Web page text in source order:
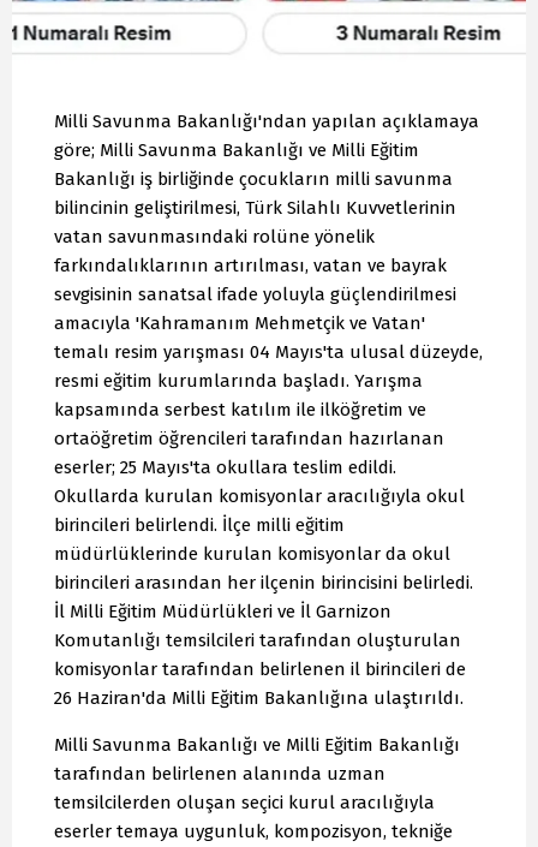
Milli Savunma Bakanlığı'ndan yapılan açıklamaya
göre; Milli Savunma Bakanlığı ve Milli Eğitim
Bakanlığı iş birliğinde çocukların milli savunma
bilincinin geliştirilmesi, Türk Silahlı Kuvvetlerinin
vatan savunmasındaki rolüne yönelik
farkındalıklarının artırılması, vatan ve bayrak
sevgisinin sanatsal ifade yoluyla güçlendirilmesi
amacıyla 'Kahramanım Mehmetçik ve Vatan'
temalı resim yarışması 04 Mayıs'ta ulusal düzeyde,
resmi eğitim kurumlarında başladı. Yarışma
kapsamında serbest katılım ile ilköğretim ve
ortaöğretim öğrencileri tarafından hazırlanan
eserler; 25 Mayıs'ta okullara teslim edildi.
Okullarda kurulan komisyonlar aracılığıyla okul
birincileri belirlendi. İlçe milli eğitim
müdürlüklerinde kurulan komisyonlar da okul
birincileri arasından her ilçenin birincisini belirledi.
İl Milli Eğitim Müdürlükleri ve İl Garnizon
Komutanlığı temsilcileri tarafından oluşturulan
komisyonlar tarafından belirlenen il birincileri de
26 Haziran'da Milli Eğitim Bakanlığına ulaştırıldı.
Milli Savunma Bakanlığı ve Milli Eğitim Bakanlığı
tarafından belirlenen alanında uzman
temsilcilerden oluşan seçici kurul aracılığıyla
eserler temaya uygunluk, kompozisyon, tekniğe